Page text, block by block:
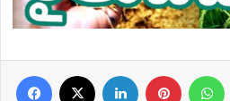
Facebook LinkedIn Pinterest